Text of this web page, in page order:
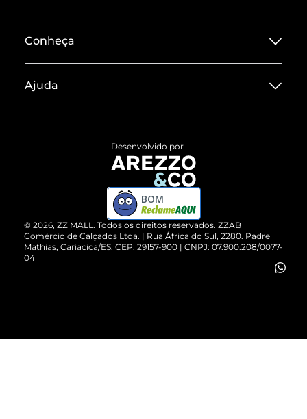
Conheça
Termos de Uso
ZZ MALL é confiável
Cartão Presente
Vendas Corporativas
Ajuda
Devolução do Produto
Compre pelo WhatsApp
© 2026, ZZ MALL. Todos os direitos reservados. ZZAB
Comércio de Calçados Ltda. | Rua África do Sul, 2280. Padre
Mathias, Cariacica/ES. CEP: 29157-900 | CNPJ: 07.900.208/0077-
04
Desenvolvido por
BOM